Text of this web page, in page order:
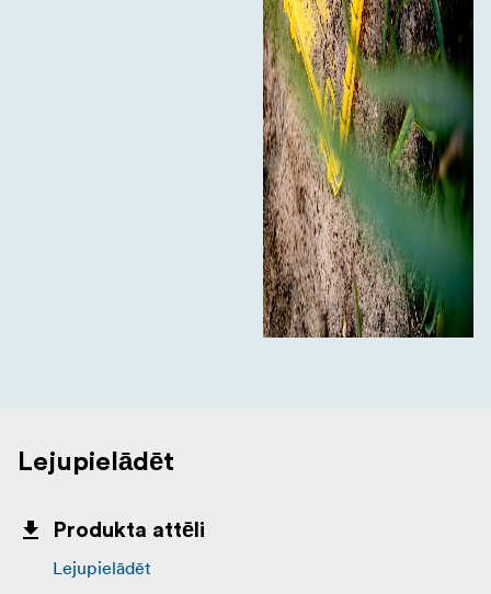
Lejupielādēt
Produkta attēli
Lejupielādēt